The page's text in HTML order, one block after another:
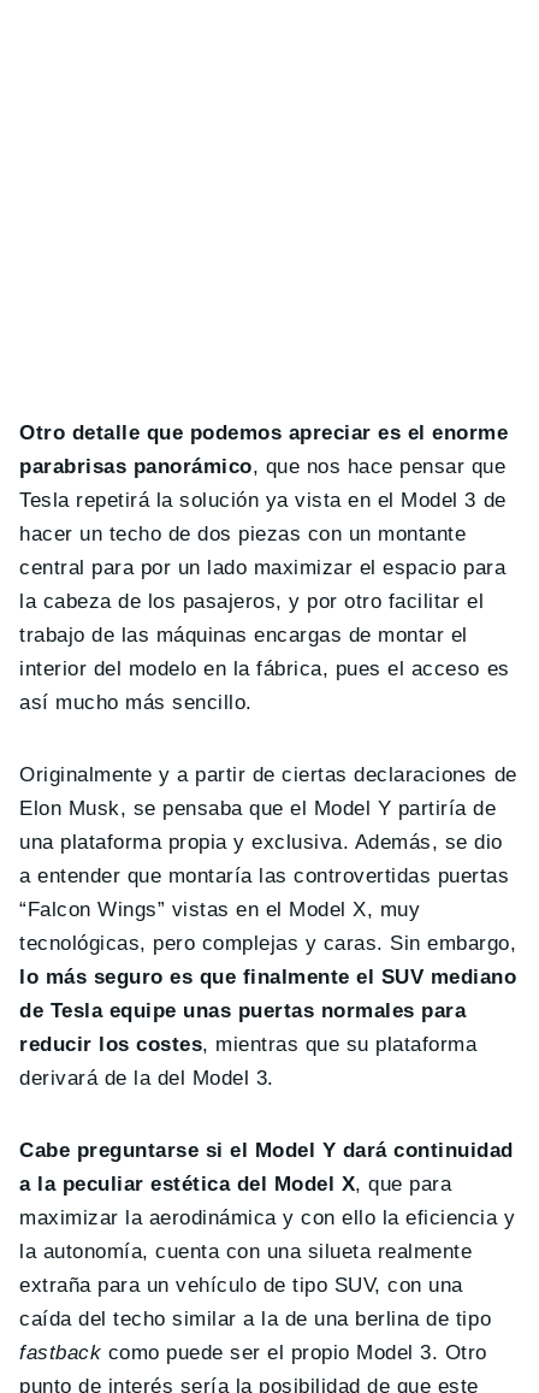
Otro detalle que podemos apreciar es el enorme
parabrisas panorámico, que nos hace pensar que
Tesla repetirá la solución ya vista en el Model 3 de
hacer un techo de dos piezas con un montante
central para por un lado maximizar el espacio para
la cabeza de los pasajeros, y por otro facilitar el
trabajo de las máquinas encargas de montar el
interior del modelo en la fábrica, pues el acceso es
así mucho más sencillo.
Originalmente y a partir de ciertas declaraciones de
Elon Musk, se pensaba que el Model Y partiría de
una plataforma propia y exclusiva. Además, se dio
a entender que montaría las controvertidas puertas
“Falcon Wings” vistas en el Model X, muy
tecnológicas, pero complejas y caras. Sin embargo,
lo más seguro es que finalmente el SUV mediano
de Tesla equipe unas puertas normales para
reducir los costes, mientras que su plataforma
derivará de la del Model 3.
Cabe preguntarse si el Model Y dará continuidad
a la peculiar estética del Model X, que para
maximizar la aerodinámica y con ello la eficiencia y
la autonomía, cuenta con una silueta realmente
extraña para un vehículo de tipo SUV, con una
caída del techo similar a la de una berlina de tipo
fastback como puede ser el propio Model 3. Otro
punto de interés sería la posibilidad de que este